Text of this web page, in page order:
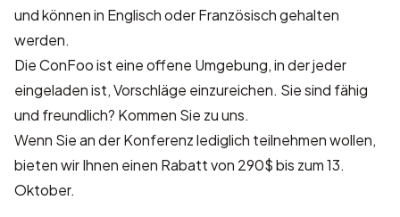
und können in Englisch oder Französisch gehalten
werden.
Die ConFoo ist eine offene Umgebung, in der jeder
eingeladen ist, Vorschläge einzureichen. Sie sind fähig
und freundlich? Kommen Sie zu uns.
Wenn Sie an der Konferenz lediglich teilnehmen wollen,
bieten wir Ihnen einen Rabatt von 290$bis zum 13.
Oktober.